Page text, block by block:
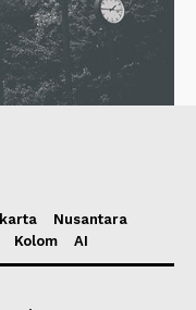
Nusantara
Kolom AI